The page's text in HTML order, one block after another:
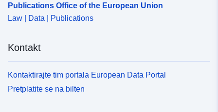
Publications Office of the European Union
Law | Data | Publications
Kontakt
Kontaktirajte tim portala European Data Portal
Pretplatite se na bilten